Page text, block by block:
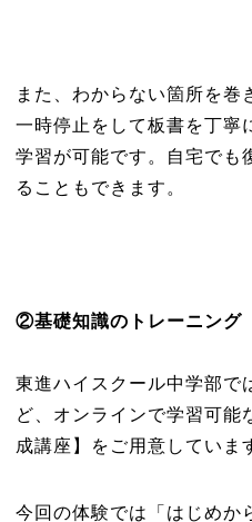
また、わからない箇所を巻
一時停止をして板書を丁寧
学習が可能です。自宅でも
ることもできます。
②基礎知識のトレーニング
東進ハイスクール中学部で
ど、オンラインで学習可能
成講座】をご用意していま
今回の体験では「はじめか